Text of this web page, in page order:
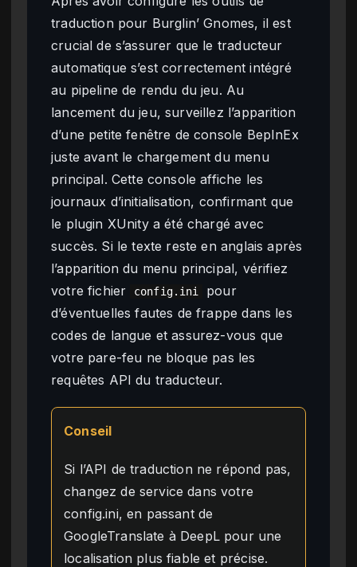
traduction pour Burglin’ Gnomes, il est
crucial de s’assurer que le traducteur
automatique s’est correctement intégré
au pipeline de rendu du jeu. Au
lancement du jeu, surveillez l’apparition
d’une petite fenêtre de console BepInEx
juste avant le chargement du menu
principal. Cette console affiche les
journaux d’initialisation, confirmant que
le plugin XUnity a été chargé avec
succès. Si le texte reste en anglais après
l’apparition du menu principal, vérifiez
votre fichier
config.ini
pour
d’éventuelles fautes de frappe dans les
codes de langue et assurez-vous que
votre pare-feu ne bloque pas les
requêtes API du traducteur.
Conseil
Si l’API de traduction ne répond pas,
changez de service dans votre
config.ini, en passant de
GoogleTranslate à DeepL pour une
localisation plus fiable et précise.